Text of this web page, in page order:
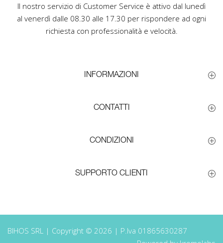
Il nostro servizio di Customer Service è attivo dal lunedì
al venerdì dalle 08.30 alle 17.30 per rispondere ad ogni
richiesta con professionalità e velocità.
INFORMAZIONI
CONTATTI
CONDIZIONI
SUPPORTO CLIENTI
BIHOS SRL | Copyright © 2026 | P.Iva 01865630287